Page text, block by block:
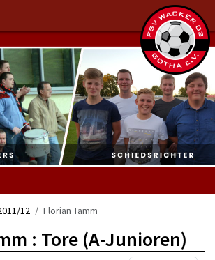
12 Florian Tamm
: Tore (A-Junioren)